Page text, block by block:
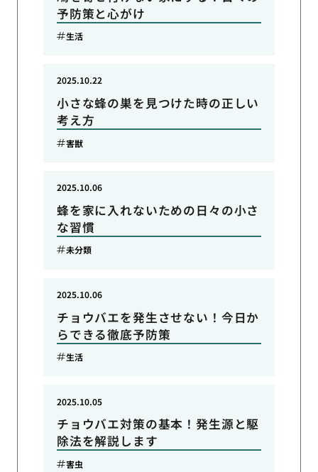
予防策と心がけ
生活
小さな蜂の巣を見つけた時の正しい
考え方
2025.10.22
害獣
蜂を家に入れないための日々の小さ
な習慣
2025.10.06
未分類
チョウバエを発生させない！今日か
らできる徹底予防策
2025.10.06
生活
チョウバエ対策の基本！発生源と駆
除法を解説します
2025.10.05
害虫